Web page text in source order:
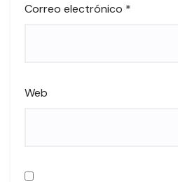
Correo electrónico *
Web